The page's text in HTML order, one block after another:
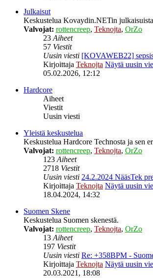
Julkaisut
Keskustelua Kovaydin.NETin
Valvojat: rottencreep, Teknojta, OrZo
23Aiheet
57 Viestit
Uusin viesti [KOVAWEB22]
Kirjoittaja Teknojta Näytä uusin
05.02.2026, 12:12
Hardcore
Aiheet
Viestit
Uusin viesti
Yleistä keskustelua
Keskustelua Hardcore Technosta ja sen
Valvojat: rottencreep, Teknojta, OrZo
123Aiheet
2718 Viestit
Uusin viesti 24.2.2024 NääsTek
Kirjoittaja Teknojta Näytä uusin
18.04.2024, 14:32
Suomen Skene
Keskustelua Suomen skenestä.
Valvojat: rottencreep, Teknojta, OrZo
13Aiheet
197 Viestit
Uusin viesti Re: +358BPM -
Kirjoittaja Teknojta Näytä uusin
20.03.2021, 18:08